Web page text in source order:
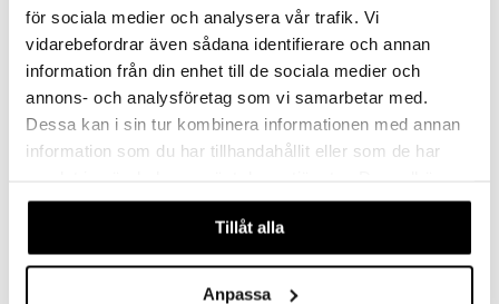
för sociala medier och analysera vår trafik. Vi
vidarebefordrar även sådana identifierare och annan
information från din enhet till de sociala medier och
annons- och analysföretag som vi samarbetar med.
Dessa kan i sin tur kombinera informationen med annan
information som du har tillhandahållit eller som de har
våra cookies vid fortsatt användande av vår webbplats.
Tillåt alla
Anpassa
10,96 € 10,96 €
eco